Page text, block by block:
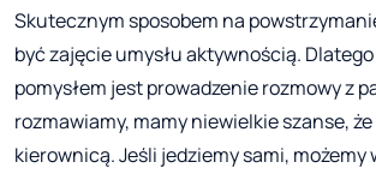
Skutecznym sposobem na
być zajęcie umysłu aktywnością.
pomysłem jest prowadzenie rozmowy z
rozmawiamy, mamy niewielkie szanse,
kierownicą. Jeśli jedziemy sami, możemy